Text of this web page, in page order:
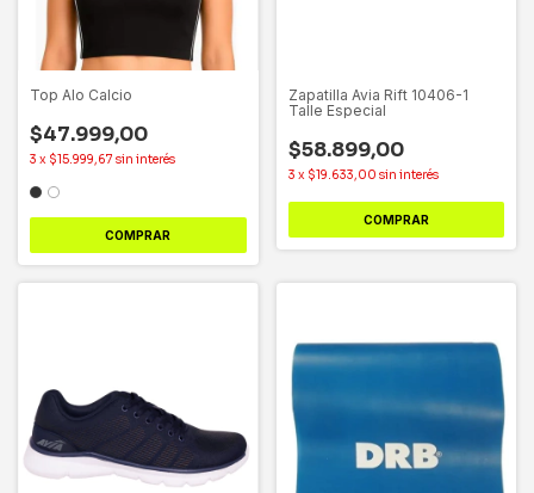
Top Alo Calcio
$47.999,00
3 x $15.999,67 sin interés
COMPRAR
Zapatilla Avia Rift 10406-1
Talle Especial
$58.899,00
3 x $19.633,00 sin interés
COMPRAR